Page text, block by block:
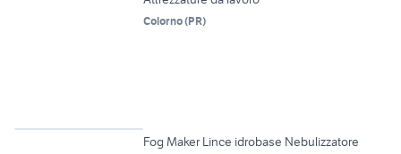
Colorno(PR)
Fog Maker Lince idrobase Nebulizzatore